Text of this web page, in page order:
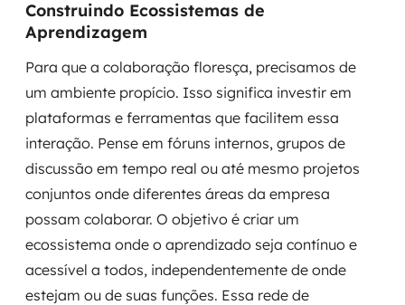
Construindo Ecossistemas de
Aprendizagem
Para que a colaboração floresça, precisamos de
um ambiente propício. Isso significa investir em
plataformas e ferramentas que facilitem essa
interação. Pense em fóruns internos, grupos de
discussão em tempo real ou até mesmo projetos
conjuntos onde diferentes áreas da empresa
possam colaborar. O objetivo é criar um
ecossistema onde o aprendizado seja contínuo e
acessível a todos, independentemente de onde
estejam ou de suas funções. Essa rede de